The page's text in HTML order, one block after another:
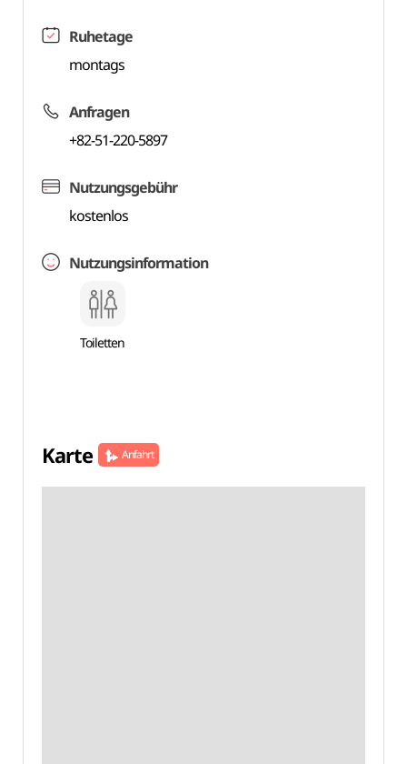
Ruhetage
montags
Anfragen
+82-51-220-5897
Nutzungsgebühr
kostenlos
Nutzungsinformation
Toiletten
Karte Anfahrt